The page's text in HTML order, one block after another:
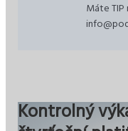
Máte
Kontrolný